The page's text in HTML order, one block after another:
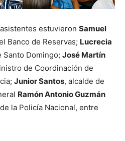
estuvieron Samuel
Banco de Reservas; Lucrecia
Santo Domingo; José Martín
de Coordinación de
Junior Santos, alcalde de
Ramón Antonio Guzmán
la Policía Nacional, entre